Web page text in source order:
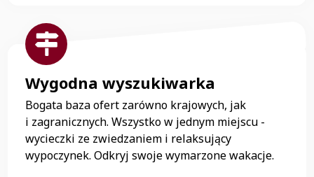
Wygodna wyszukiwarka
Bogata baza ofert zarówno krajowych, jak
i zagranicznych. Wszystko w jednym miejscu -
wycieczki ze zwiedzaniem i relaksujący
wypoczynek. Odkryj swoje wymarzone wakacje.